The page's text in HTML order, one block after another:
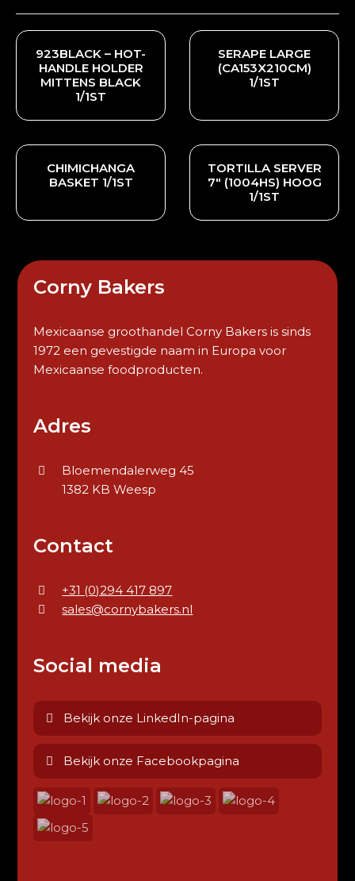
923BLACK – HOT-
HANDLE HOLDER
MITTENS BLACK
1/1ST
SERAPE LARGE
(CA153X210CM)
1/1ST
CHIMICHANGA
BASKET 1/1ST
TORTILLA SERVER
7″ (1004HS) HOOG
1/1ST
Corny Bakers
Mexicaanse groothandel Corny Bakers is sinds
1972 een gevestigde naam in Europa voor
Mexicaanse foodproducten.
Adres
Bloemendalerweg 45
1382 KB Weesp
Contact
+31 (0)294 417 897
sales@cornybakers.nl
Social media
Bekijk onze LinkedIn-pagina
Bekijk onze Facebookpagina